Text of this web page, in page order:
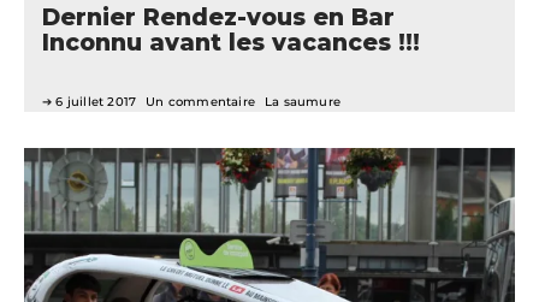
Dernier Rendez-vous en Bar
Inconnu avant les vacances !!!
6 juillet 2017 Un commentaire La saumure